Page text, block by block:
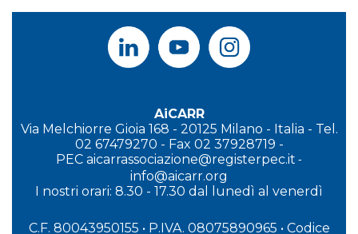
AiCARR
Via Melchiorre Gioia 168 - 20125 Milano - Italia - Tel.
02 67479270 - Fax 02 37928719 -
PEC aicarrassociazione@registerpec.it -
info@aicarr.org
nostri orari: 8.30 - 17.30 dal lunedì al venerdì
C.F. 80043950155 • P.IVA. 08075890965 • Codice